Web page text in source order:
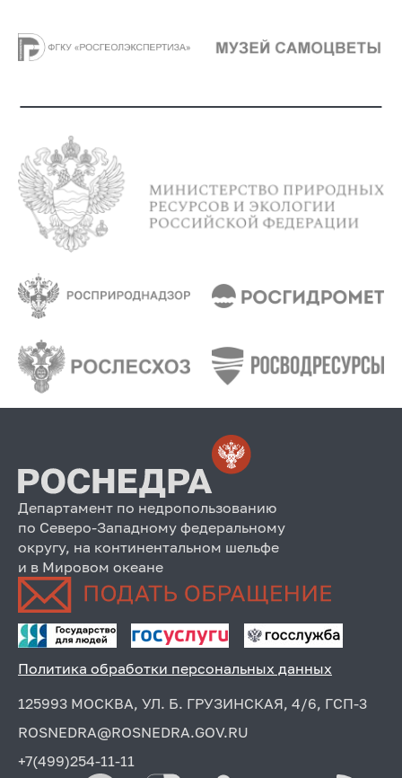
Департамент по недропользованию
по Северо-Западному федеральному
округу, на континентальном шельфе
и в Мировом океане
Политика обработки персональных данных
125993 МОСКВА, УЛ. Б. ГРУЗИНСКАЯ, 4/6, ГСП-3
ROSNEDRA@ROSNEDRA.GOV.RU
+7(499)254-11-11